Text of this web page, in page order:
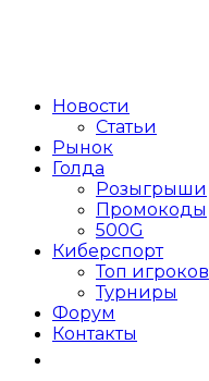
Новости
Статьи
Рынок
Голда
Розыгрыши
Промокоды
500G
Киберспорт
Топ игроков
Турниры
Форум
Контакты